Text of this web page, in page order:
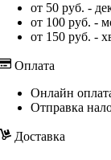
от 50 руб. -
от 100 руб. -
от 150 руб. -
Оплата
Онлайн
Отправка
Доставка